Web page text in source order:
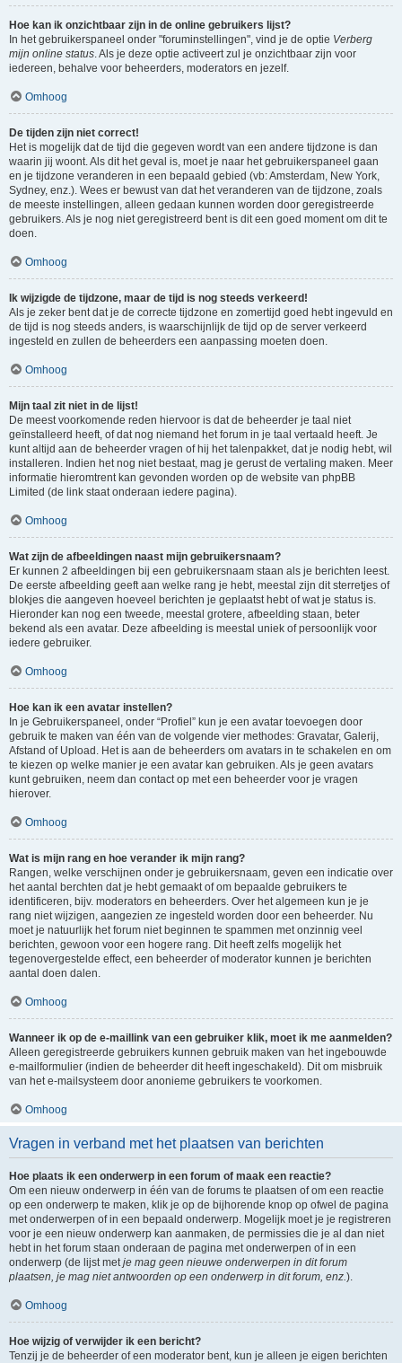
Hoe kan ik onzichtbaar zijn in de online gebruikers lijst?
In het gebruikerspaneel onder "foruminstellingen", vind je de optie Verberg
mijn online status. Als je deze optie activeert zul je onzichtbaar zijn voor
iedereen, behalve voor beheerders, moderators en jezelf.
Omhoog
De tijden zijn niet correct!
Het is mogelijk dat de tijd die gegeven wordt van een andere tijdzone is dan
waarin jij woont. Als dit het geval is, moet je naar het gebruikerspaneel gaan
en je tijdzone veranderen in een bepaald gebied (vb: Amsterdam, New York,
Sydney, enz.). Wees er bewust van dat het veranderen van de tijdzone, zoals
de meeste instellingen, alleen gedaan kunnen worden door geregistreerde
gebruikers. Als je nog niet geregistreerd bent is dit een goed moment om dit te
doen.
Omhoog
Ik wijzigde de tijdzone, maar de tijd is nog steeds verkeerd!
Als je zeker bent dat je de correcte tijdzone en zomertijd goed hebt ingevuld en
de tijd is nog steeds anders, is waarschijnlijk de tijd op de server verkeerd
ingesteld en zullen de beheerders een aanpassing moeten doen.
Omhoog
Mijn taal zit niet in de lijst!
De meest voorkomende reden hiervoor is dat de beheerder je taal niet
geïnstalleerd heeft, of dat nog niemand het forum in je taal vertaald heeft. Je
kunt altijd aan de beheerder vragen of hij het talenpakket, dat je nodig hebt, wil
installeren. Indien het nog niet bestaat, mag je gerust de vertaling maken. Meer
informatie hieromtrent kan gevonden worden op de website van phpBB
Limited (de link staat onderaan iedere pagina).
Omhoog
Wat zijn de afbeeldingen naast mijn gebruikersnaam?
Er kunnen 2 afbeeldingen bij een gebruikersnaam staan als je berichten leest.
De eerste afbeelding geeft aan welke rang je hebt, meestal zijn dit sterretjes of
blokjes die aangeven hoeveel berichten je geplaatst hebt of wat je status is.
Hieronder kan nog een tweede, meestal grotere, afbeelding staan, beter
bekend als een avatar. Deze afbeelding is meestal uniek of persoonlijk voor
iedere gebruiker.
Omhoog
Hoe kan ik een avatar instellen?
In je Gebruikerspaneel, onder “Profiel” kun je een avatar toevoegen door
gebruik te maken van één van de volgende vier methodes: Gravatar, Galerij,
Afstand of Upload. Het is aan de beheerders om avatars in te schakelen en om
te kiezen op welke manier je een avatar kan gebruiken. Als je geen avatars
kunt gebruiken, neem dan contact op met een beheerder voor je vragen
hierover.
Omhoog
Wat is mijn rang en hoe verander ik mijn rang?
Rangen, welke verschijnen onder je gebruikersnaam, geven een indicatie over
het aantal berchten dat je hebt gemaakt of om bepaalde gebruikers te
identificeren, bijv. moderators en beheerders. Over het algemeen kun je je
rang niet wijzigen, aangezien ze ingesteld worden door een beheerder. Nu
moet je natuurlijk het forum niet beginnen te spammen met onzinnig veel
berichten, gewoon voor een hogere rang. Dit heeft zelfs mogelijk het
tegenovergestelde effect, een beheerder of moderator kunnen je berichten
aantal doen dalen.
Omhoog
Wanneer ik op de e-maillink van een gebruiker klik, moet ik me aanmelden?
Alleen geregistreerde gebruikers kunnen gebruik maken van het ingebouwde
e-mailformulier (indien de beheerder dit heeft ingeschakeld). Dit om misbruik
van het e-mailsysteem door anonieme gebruikers te voorkomen.
Omhoog
Vragen in verband met het plaatsen van berichten
Hoe plaats ik een onderwerp in een forum of maak een reactie?
Om een nieuw onderwerp in één van de forums te plaatsen of om een reactie
op een onderwerp te maken, klik je op de bijhorende knop op ofwel de pagina
met onderwerpen of in een bepaald onderwerp. Mogelijk moet je je registreren
voor je een nieuw onderwerp kan aanmaken, de permissies die je al dan niet
hebt in het forum staan onderaan de pagina met onderwerpen of in een
onderwerp (de lijst metje mag geen nieuwe onderwerpen in dit forum
plaatsen, je mag niet antwoorden op een onderwerp in dit forum, enz.).
Omhoog
Hoe wijzig of verwijder ik een bericht?
Tenzij je de beheerder of een moderator bent, kun je alleen je eigen berichten